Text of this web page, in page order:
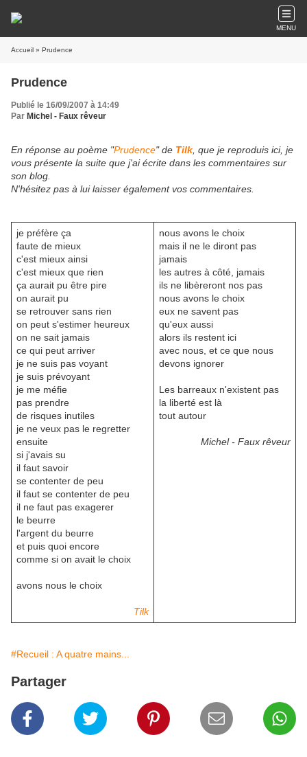
MENU
Accueil » Prudence
Prudence
Publié le 16/09/2007 à 14:49
Par Michel - Faux rêveur
En réponse au poème "Prudence" de Tilk , que je reproduis ici, je
vous présente la suite que j'ai écrite dans les commentaires sur
son blog.
N'hésitez pas à lui laisser également vos commentaires.
je préfère ça
faute de mieux
c'est mieux ainsi
c'est mieux que rien
ça aurait pu être pire
on aurait pu
se retrouver sans rien
on peut s'estimer heureux
on ne sait jamais
ce qui peut arriver
je ne suis pas voyant
je suis prévoyant
je me méfie
pas prendre
de risques inutiles
je ne veux pas le regretter
ensuite
si j'avais su
il faut savoir
se contenter de peu
il faut se contenter de peu
il ne faut pas exagerer
le beurre
l'argent du beurre
et puis quoi encore
comme si on avait le choix
avons nous le choix
Tilk
nous avons le choix
mais il ne le diront pas
jamais
les autres à côté, jamais
ils ne libèreront nos pas
nous avons le choix
eux ne savent pas
qu'eux aussi
alors ils restent ici
avec nous, et ce que nous
devons ignorer
Les barreaux n'existent pas
la liberté est là
tout autour
Michel - Faux rêveur
#Recueil : A quatre mains...
Partager